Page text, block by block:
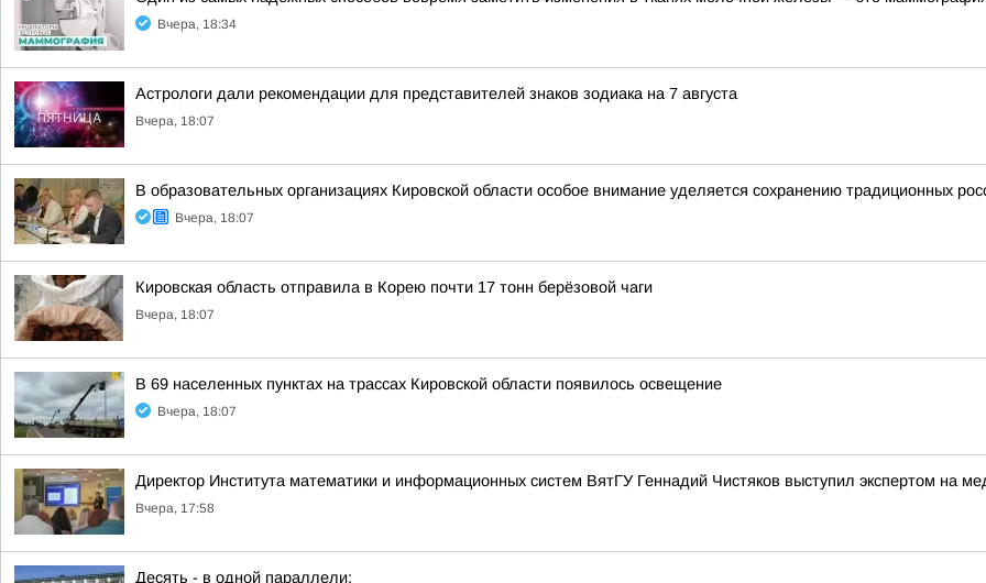
Вчера, 18:34
Астрологи дали рекомендации для представителей знаков зодиака на 7 августа
Вчера, 18:07
В образовательных организациях Кировской области особое внимание уделяется сохранению традиционных
Вчера, 18:07
Кировская область отправила в Корею почти 17 тонн берёзовой чаги
Вчера, 18:07
В 69 населенных пунктах на трассах Кировской области появилось освещение
Вчера, 18:07
Директор Института математики и информационных систем ВятГУ Геннадий Чистяков выступил экспертом на
Вчера, 17:58
Десять - в одной параллели: